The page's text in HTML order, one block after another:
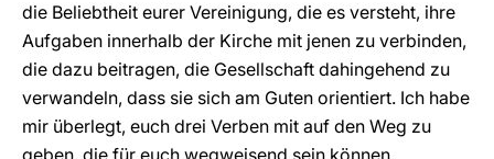
die Beliebtheit eurer Vereinigung, die es versteht, ihre
Aufgaben innerhalb der Kirche mit jenen zu verbinden,
die dazu beitragen, die Gesellschaft dahingehend zu
verwandeln, dass sie sich am Guten orientiert. Ich habe
mir überlegt, euch drei Verben mit auf den Weg zu
geben, die für euch wegweisend sein können.